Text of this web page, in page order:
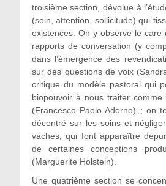
troisième section, dévolue à
(soin, attention, sollicitude) qui
existences. On y observe le care
rapports de conversation (y
dans l’émergence des
sur des questions de voix
critique du modèle pastoral qui
biopouvoir à nous traiter
(Francesco Paolo Adorno) ; on
décentré sur les soins et
vaches, qui font apparaître
de certaines conceptions
(Marguerite Holstein).
Une quatrième section se